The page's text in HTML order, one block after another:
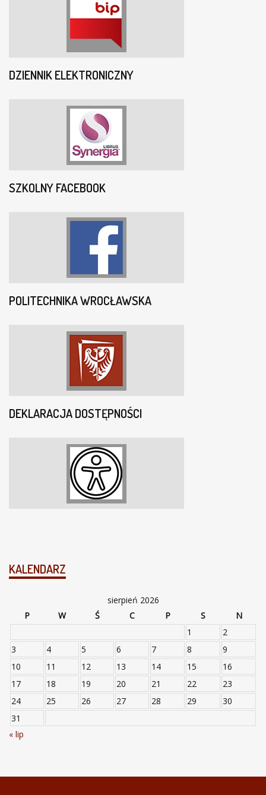
DZIENNIK ELEKTRONICZNY
SZKOLNY FACEBOOK
POLITECHNIKA WROCŁAWSKA
DEKLARACJA DOSTĘPNOŚCI
KALENDARZ
sierpień 2026
P
W Ś C P S
N
1
2
3
4 5 6 7 8
9
10
11 12 13 14 15
16
17
18 19 20 21 22
23
24
25 26 27 28 29
30
31
« lip